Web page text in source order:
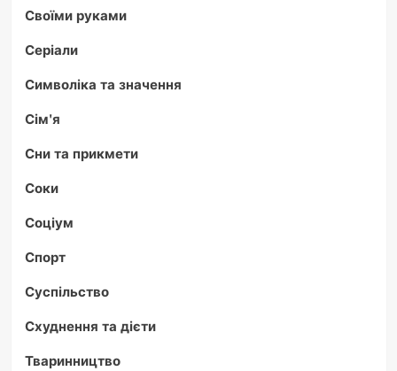
Своїми руками
Серіали
Символіка та значення
Сім'я
Сни та прикмети
Соки
Соціум
Спорт
Суспільство
Схуднення та дієти
Тваринництво